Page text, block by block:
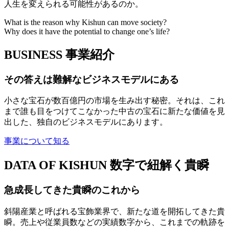
人生を変えられる可能性があるのか。
What is the reason why Kishun can move society?
Why does it have the potential to change one’s life?
BUSINESS 事業紹介
その答えは難解なビジネスモデルにある
小さな宝石が数百億円の市場を生み出す秘密。それは、これ
まで誰も目をつけてこなかった中古の宝石に新たな価値を見
出した、独自のビジネスモデルにあります。
事業について知る
DATA OF KISHUN 数字で紐解く貴瞬
急成長してきた貴瞬のこれから
斜陽産業と呼ばれる宝飾業界で、新たな道を開拓してきた貴
瞬。売上や従業員数などの実績数字から、これまでの軌跡を